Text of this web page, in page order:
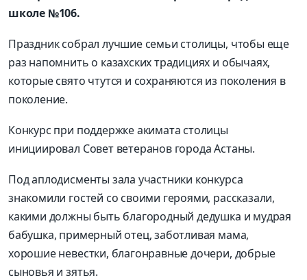
школе №106.
Праздник собрал лучшие семьи столицы, чтобы еще
раз напомнить о казахских традициях и обычаях,
которые свято чтутся и сохраняются из поколения в
поколение.
Конкурс при поддержке акимата столицы
инициировал Совет ветеранов города Астаны.
Под аплодисменты зала участники конкурса
знакомили гостей со своими героями, рассказали,
какими должны быть благородный дедушка и мудрая
бабушка, примерный отец, заботливая мама,
хорошие невестки, благонравные дочери, доб­рые
сыновья и зятья.